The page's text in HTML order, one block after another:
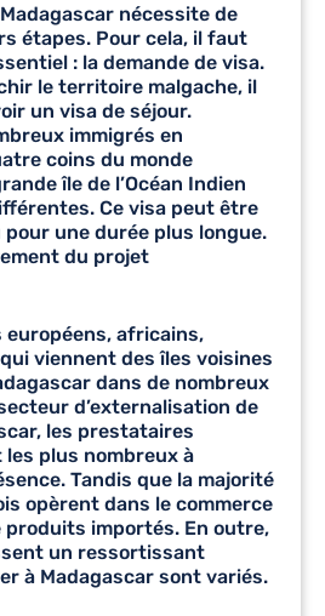
nécessite de
étapes. Pour cela, il faut
: la demande de visa.
le territoire malgache, il
un visa de séjour.
immigrés en
coins du monde
île de l’Océan Indien
Ce visa peut être
une durée plus longue.
du projet
africains,
viennent des îles voisines
dans de nombreux
d’externalisation de
, les prestataires
plus nombreux à
Tandis que la majorité
opèrent dans le commerce
produits importés. En outre,
un ressortissant
à Madagascar sont variés.